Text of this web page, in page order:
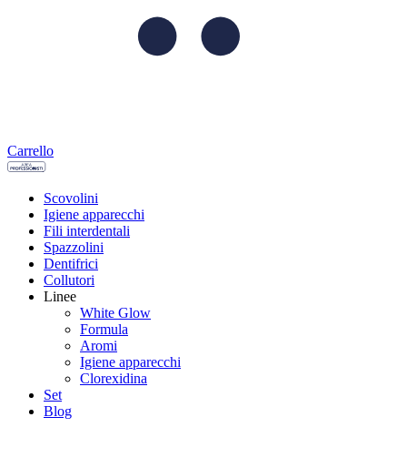
Carrello
Scovolini
Igiene apparecchi
Fili interdentali
Spazzolini
Dentifrici
Collutori
Linee
White Glow
Formula
Aromi
Igiene apparecchi
Clorexidina
Set
Blog